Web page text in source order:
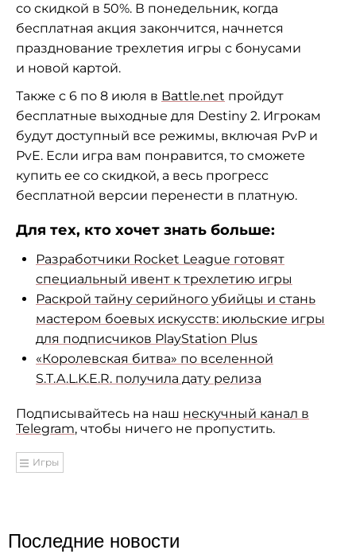
со скидкой в 50%. В понедельник, когда
бесплатная акция закончится, начнется
празднование трехлетия игры с бонусами
и новой картой.
Также с 6 по 8 июля в Battle.net пройдут
бесплатные выходные для Destiny 2. Игрокам
будут доступный все режимы, включая PvP и
PvE. Если игра вам понравится, то сможете
купить ее со скидкой, а весь прогресс
бесплатной версии перенести в платную.
Для тех, кто хочет знать больше:
Разработчики Rocket League готовят
специальный ивент к трехлетию игры
Раскрой тайну серийного убийцы и стань
мастером боевых искусств: июльские игры
для подписчиков PlayStation Plus
«Королевская битва» по вселенной
S.T.A.L.K.E.R. получила дату релиза
Подписывайтесь на наш нескучный канал в
Telegram, чтобы ничего не пропустить.
Игры
Последние новости